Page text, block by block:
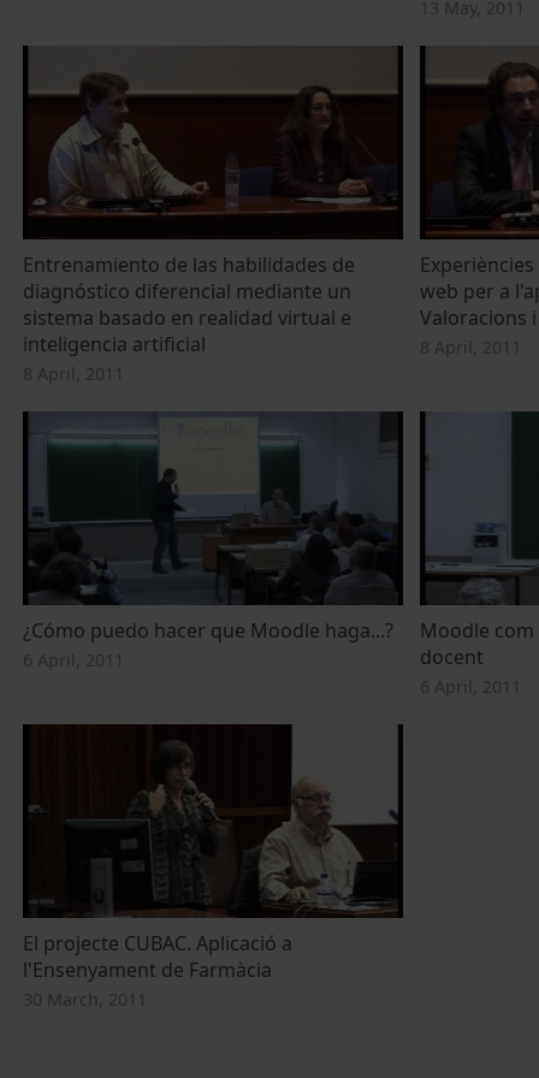
13 May, 2011
Entrenamiento de las habilidades de
diagnóstico diferencial mediante un
sistema basado en realidad virtual e
inteligencia artificial
8 April, 2011
web per a
Valoracions
8 April, 2011
¿Cómo puedo hacer que Moodle haga...?
6 April, 2011
Moodle
docent
6 April, 2011
El projecte CUBAC. Aplicació a
l'Ensenyament de Farmàcia
30 March, 2011